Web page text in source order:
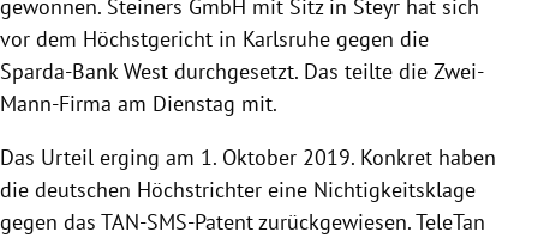
gewonnen. Steiners GmbH mit Sitz in Steyr hat sich
vor dem Höchstgericht in Karlsruhe gegen die
Sparda-Bank West durchgesetzt. Das teilte die Zwei-
Mann-Firma am Dienstag mit.
Das Urteil erging am 1. Oktober 2019. Konkret haben
die deutschen Höchstrichter eine Nichtigkeitsklage
gegen das TAN-SMS-Patent zurückgewiesen.TeleTan